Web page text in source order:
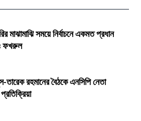
মাঝামাঝি সময়ে নির্বাচনে একমত প্রধান
ফখরুল
রহমানের বৈঠকে এনসিপি নেতা